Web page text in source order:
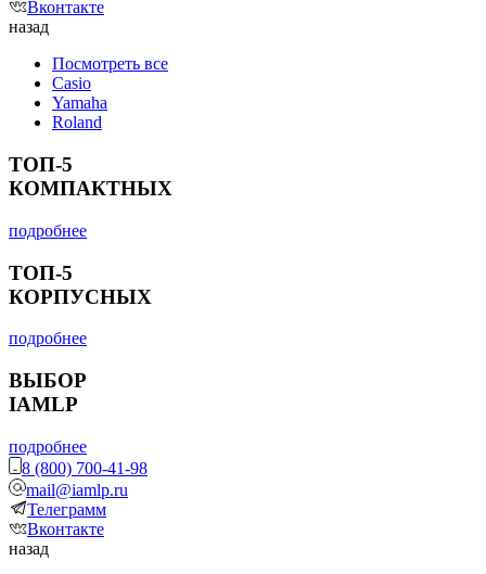
Вконтакте
назад
Посмотреть все
Casio
Yamaha
Roland
ТОП-5
КОМПАКТНЫХ
подробнее
ТОП-5
КОРПУСНЫХ
подробнее
ВЫБОР
IAMLP
подробнее
8 (800) 700-41-98
mail@iamlp.ru
Телеграмм
Вконтакте
назад